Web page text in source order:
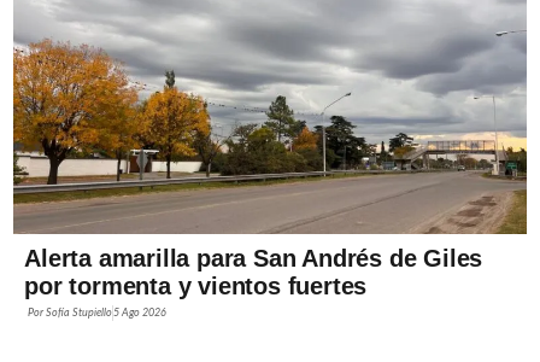
Alerta amarilla para San Andrés de Giles
por tormenta y vientos fuertes
PorSofía Stupiello 5 Ago 2026